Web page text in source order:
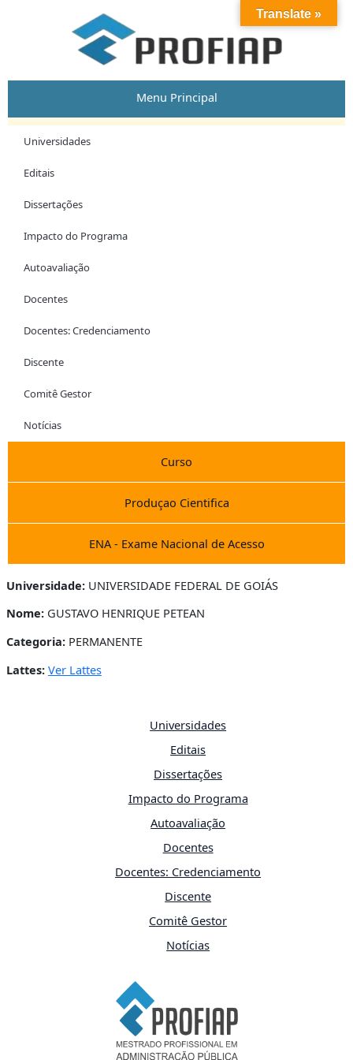
Menu Principal
Curso
Produçao Cientifica
ENA - Exame Nacional de Acesso
Universidades
Editais
Dissertações
Impacto do Programa
Autoavaliação
Docentes
Docentes: Credenciamento
Discente
Comitê Gestor
Notícias
Universidade:UNIVERSIDADE FEDERAL DE GOIÁS
Nome:GUSTAVO HENRIQUE PETEAN
Categoria:PERMANENTE
Lattes: Ver Lattes
Universidades
Editais
Dissertações
Impacto do Programa
Autoavaliação
Docentes
Docentes: Credenciamento
Discente
Comitê Gestor
Notícias
Translate »